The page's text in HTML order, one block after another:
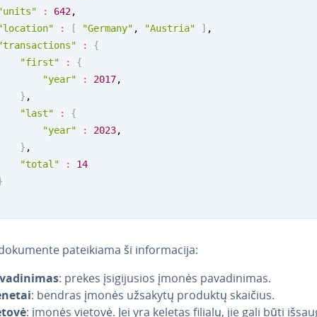
: 642,
: [ "Germany" , "Austria" ] ,
:
{
"first"
:
{
"year"
: 2017,
} ,
"last"
:
{
"year"
: 2023,
} ,
"total"
:
14
pa­tei­kia­ma ši in­for­ma­ci­ja:
: prekes įsi­gi­ju­sios įmonės pa­va­di­ni­mas.
: bendras įmonės užsakytų produktų skaičius.
: įmonės vietovė. Jei yra keletas filialų, jie gali būti